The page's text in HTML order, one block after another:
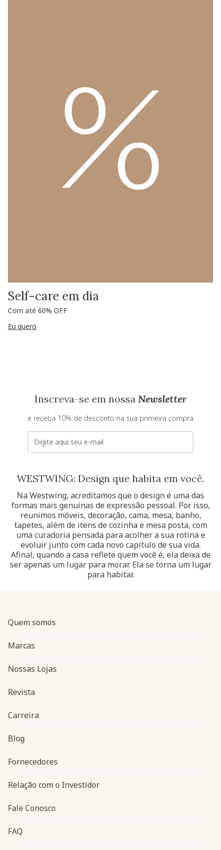
Self-care em dia
Com até 60% OFF
Eu quero
Inscreva-se em nossa Newsletter
e receba 10% de desconto na sua primeira compra
E-mail
WESTWING: Design que habita em você.
Na Westwing, acreditamos que o design é uma das
formas mais genuínas de expressão pessoal. Por isso,
reunimos móveis, decoração, cama, mesa, banho,
tapetes, além de itens de cozinha e mesa posta, com
uma curadoria pensada para acolher a sua rotina e
evoluir junto com cada novo capítulo de sua vida.
Afinal, quando a casa reflete quem você é, ela deixa de
ser apenas um lugar para morar. Ela se torna um lugar
para habitar.
Navegação do rodapé
Quem somos
Marcas
Nossas Lojas
Revista
Carreira
Blog
Fornecedores
Relação com o Investidor
Fale Conosco
FAQ